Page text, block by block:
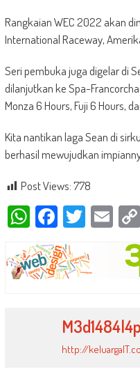
Rangkaian WEC 2022 akan
International Raceway,
Seri pembuka juga digelar di
dilanjutkan ke Spa-
Monza 6 Hours, Fuji 6 Hours,
Kita nantikan laga Sean di
berhasil mewujudkan
Post Views:778
WhatsApp
Facebook
Twitter
M3d1484l4p
http://